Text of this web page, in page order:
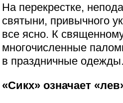
На перекрестке,
святыни, привычного
все ясно. К
многочисленные
в праздничные одежды.
«Сикх» означает